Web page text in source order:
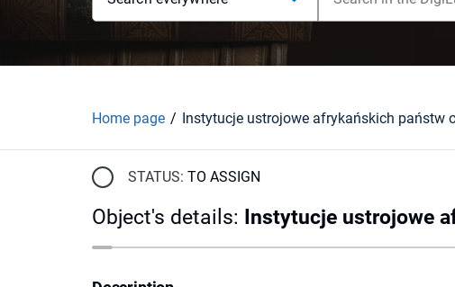
Home page
STATUS: TO ASSIGN
Object's details: Instytucje ustrojowe